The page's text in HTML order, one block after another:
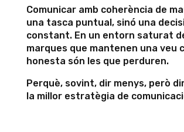
Comunicar amb coherència de
una tasca puntual, sinó una
constant. En un entorn saturat
marques que mantenen una veu
honesta són les que perduren.
Perquè, sovint, dir menys, però
la millor estratègia de